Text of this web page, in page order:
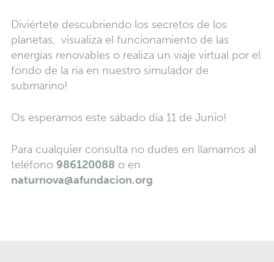
Diviértete descubriendo los secretos de los
planetas, visualiza el funcionamiento de las
energías renovables o realiza un viaje virtual por el
fondo de la ría en nuestro simulador de
submarino!
Os esperamos este sábado día 11 de Junio!
Para cualquier consulta no dudes en llamarnos al
teléfono 986120088 o en
naturnova@afundacion.org